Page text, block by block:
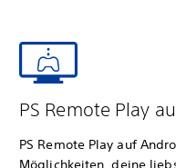
PS Remote Play
PS Remote Play auf
Möglichkeiten, deine